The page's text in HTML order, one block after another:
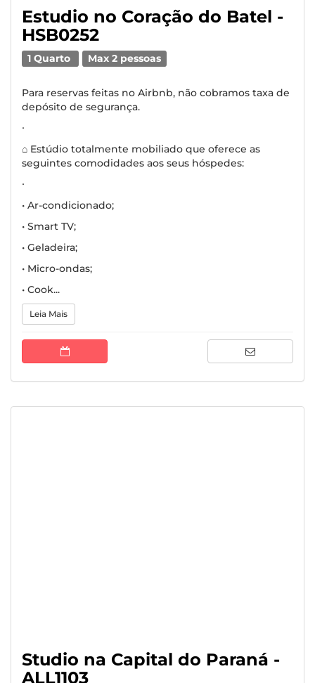
Estudio no Coração do Batel -
HSB0252
1 Quarto Max 2 pessoas
Para reservas feitas no Airbnb, não cobramos taxa de
depósito de segurança.
∙
⌂ Estúdio totalmente mobiliado que oferece as
seguintes comodidades aos seus hóspedes:
∙
• Ar-condicionado;
• Smart TV;
• Geladeira;
• Micro-ondas;
• Cook...
Leia Mais
Studio na Capital do Paraná -
ALL1103